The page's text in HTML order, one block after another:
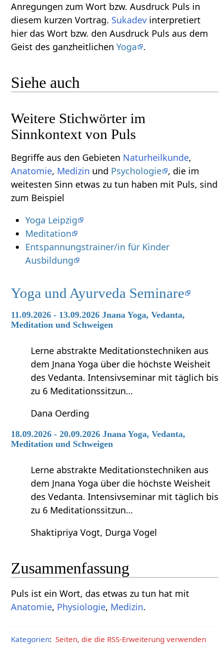
Anregungen zum Wort bzw. Ausdruck Puls‏‎ in
diesem kurzen Vortrag. Sukadev interpretiert
hier das Wort bzw. den Ausdruck Puls‏‎ aus dem
Geist des ganzheitlichenYoga .
Siehe auch
Weitere Stichwörter im
Begriffe aus den Gebieten Naturheilkunde,
Anatomie, Medizin und Psychologie , die im
weitesten Sinn etwas zu tun haben mit Puls‏‎, sind
zum Beispiel
Yoga Leipzig
Meditation
Entspannungstrainer/in für Kinder
Ausbildung
Yoga und Ayurveda Seminare
11.09.2026 - 13.09.2026 Jnana Yoga, Vedanta,
Meditation und Schweigen
Lerne abstrakte Meditationstechniken aus
dem Jnana Yoga über die höchste Weisheit
des Vedanta. Intensivseminar mit täglich bis
zu 6 Meditationssitzun…
Dana Oerding
18.09.2026 - 20.09.2026 Jnana Yoga, Vedanta,
Meditation und Schweigen
Lerne abstrakte Meditationstechniken aus
dem Jnana Yoga über die höchste Weisheit
des Vedanta. Intensivseminar mit täglich bis
zu 6 Meditationssitzun…
Shaktipriya Vogt, Durga Vogel
Zusammenfassung
Puls‏‎ ist ein Wort, das etwas zu tun hat mit
Anatomie, Physiologie, Medizin.
Kategorien: Seiten, die die RSS-Erweiterung verwenden